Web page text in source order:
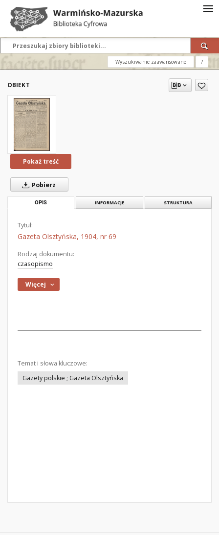
Wyszukiwanie zaawansowane ?
OBIEKT
Pokaż treść
Pobierz
OPIS INFORMACJE STRUKTURA
Tytuł:
Gazeta Olsztyńska, 1904, nr 69
Rodzaj dokumentu:
czasopismo
Więcej
Temat i słowa kluczowe:
Gazety polskie ; Gazeta Olsztyńska